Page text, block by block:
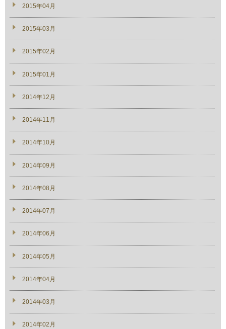
2015年04月
2015年03月
2015年02月
2015年01月
2014年12月
2014年11月
2014年10月
2014年09月
2014年08月
2014年07月
2014年06月
2014年05月
2014年04月
2014年03月
2014年02月